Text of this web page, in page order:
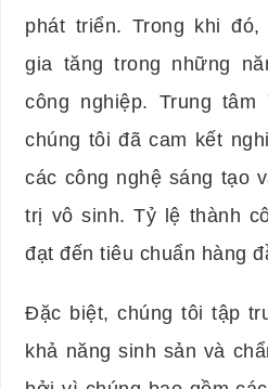
phát triển. Trong khi
gia tăng trong những
công nghiệp. Trung
chúng tôi đã cam kết
các công nghệ sáng tạo
trị vô sinh. Tỷ lệ thành
đạt đến tiêu chuẩn hàng
Đặc biệt, chúng tôi tập
khả năng sinh sản và